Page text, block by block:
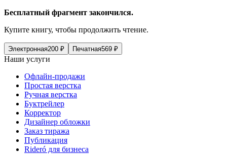
Бесплатный фрагмент закончился.
Купите книгу, чтобы продолжить чтение.
Электронная200 ₽ Печатная569 ₽
Наши услуги
Офлайн-продажи
Простая верстка
Ручная верстка
Буктрейлер
Корректор
Дизайнер обложки
Заказ тиража
Публикация
Rideró для бизнеса